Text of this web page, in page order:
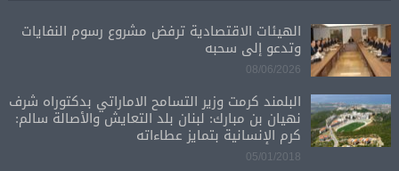
الهيئات الاقتصادية ترفض مشروع رسوم النفايات
وتدعو إلى سحبه
08/06/2026
البلمند كرمت وزير التسامح الاماراتي بدكتوراه شرف
نهيان بن مبارك: لبنان بلد التعايش والأصالة سالم:
كرم الإنسانية بتمايز عطاءاته
05/01/2018